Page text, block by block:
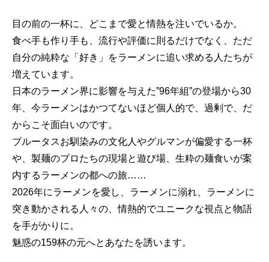
目の前の一杯に、どこまで愛と情熱を注いでいるか。
食べ手も作り手も、流行や評価に則るだけでなく、ただ
自分の純粋な「好き」をラーメンに追い求める人たちが
増えています。
日本のラーメン界に影響を与えた”96年組”の登場から30
年、今ラーメンはかつてないほど個人的で、過剰で、だ
からこそ面白いのです。
ブルータスお馴染みの文化人やグルマンが偏愛する一杯
や、製麺のプロたちの現場と遊び場、生粋の麺食いが案
内するラーメンの都への旅……
2026年にラーメンを愛し、ラーメンに溺れ、ラーメンに
突き動かされる人々の、情熱的でユニークな視点と物語
を手がかりに。
魅惑の159杯の元へとあなたを誘います。